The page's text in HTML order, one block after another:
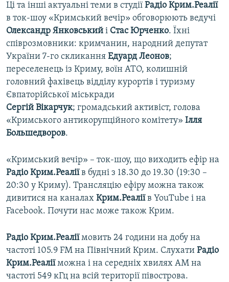
Ці та інші актуальні теми в студії Радіо Крим.Реалії
в ток-шоу «Кримський вечір» обговорюють ведучі
Олександр Янковський і Стас Юрченко. Їхні
співрозмовники: кримчанин, народний депутат
України 7-го скликання Едуард Леонов;
переселенець із Криму, воїн АТО, колишній
головний фахівець відділу курортів і туризму
Євпаторійської міськради
Сергій Вікарчук; громадський активіст, голова
«Кримського антикорупційного комітету» Ілля
Большедворов.
«Кримський вечір» – ток-шоу, що виходить ефір на
Радіо Крим.Реаліїв будні з 18.30 до 19.30 (19:30 –
20:30 у Криму). Трансляцію ефіру можна також
дивитися на каналах Крим.Реаліїв YouTube і на
Facebook. Почути нас може також Крим.
Радіо Крим.Реаліїмовить 24 години на добу на
частоті 105.9 FM на Північний Крим. Слухати Радіо
Крим.Реаліїможна і на середніх хвилях АМ на
частоті 549 кГц на всій території півострова.